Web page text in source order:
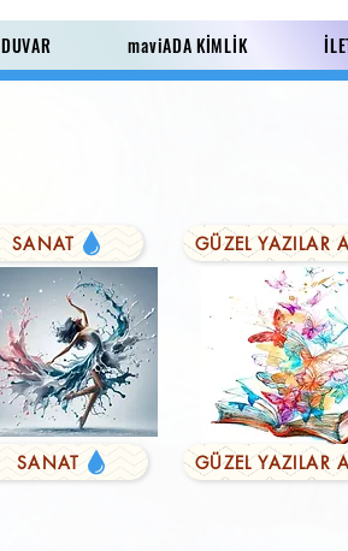
DUVAR maviADA KİMLİK
FARKLI YAZILAR
SANAT
SANAT
GÜZEL YAZILAR
GÜZEL YAZILAR